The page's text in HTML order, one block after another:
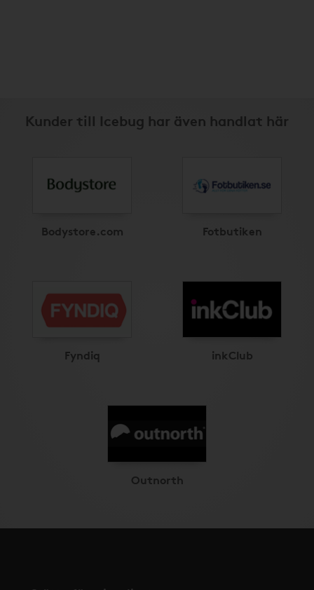
Kunder till Icebug har även handlat här
Bodystore.com Fotbutiken
Fyndiq inkClub
Outnorth